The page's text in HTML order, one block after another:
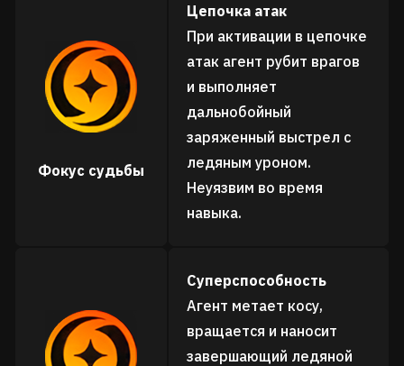
Фокус судьбы
Цепочка атак
При активации в цепочке
атак агент рубит врагов
и выполняет
дальнобойный
заряженный выстрел с
ледяным уроном.
Неуязвим во время
навыка.
Суперспособность
Агент метает косу,
вращается и наносит
завершающий ледяной